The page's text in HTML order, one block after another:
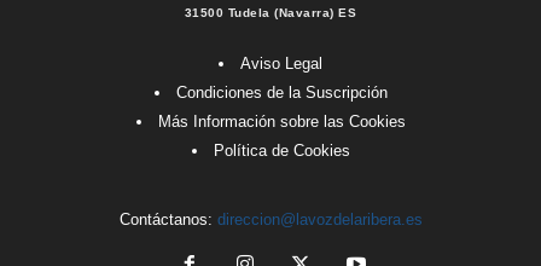
31500 Tudela (Navarra) ES
Aviso Legal
Condiciones de la Suscripción
Más Información sobre las Cookies
Política de Cookies
Contáctanos: direccion@lavozdelaribera.es